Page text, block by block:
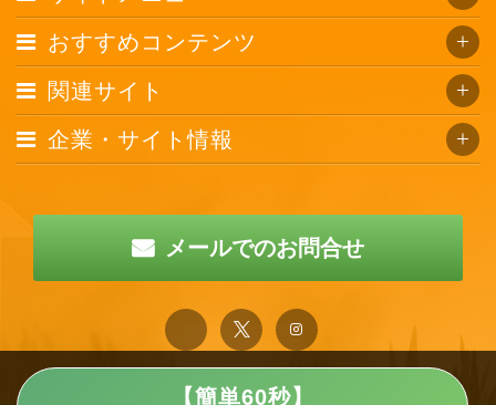
【簡単60秒】
おすすめコンテンツ
関連サイト
企業・サイト情報
メールでのお問合せ